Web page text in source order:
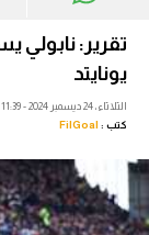
ميركاتو
فانتازي في الجول
مسابقة
فيديوهات
تقرير:
يونايتد
الثلاثاء، 24 ديسمبر 2024 - 11:39
كتب : FilGoal